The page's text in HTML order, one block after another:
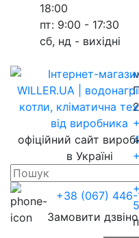
18:00
пт: 9:00 - 17:30
сб, нд - вихідні
офіційний сайт
в Україні
+38 (067) 446-
Замовити